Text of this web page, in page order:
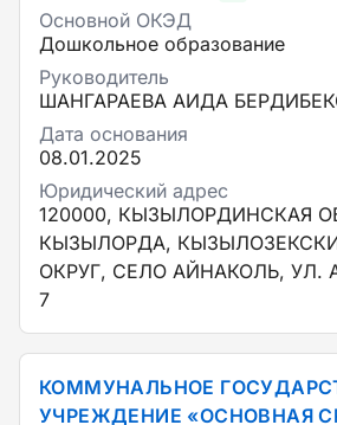
Основной ОКЭД
Дошкольное образование
Руководитель
ШАНГАРАЕВА АИДА
Дата основания
08.01.2025
Юридический адрес
120000, КЫЗЫЛОРДИНСКАЯ
КЫЗЫЛОРДА,
ОКРУГ, СЕЛО АЙНАКОЛЬ, УЛ.
7
КОММУНАЛЬНОЕ
УЧРЕЖДЕНИЕ «ОСНОВНАЯ